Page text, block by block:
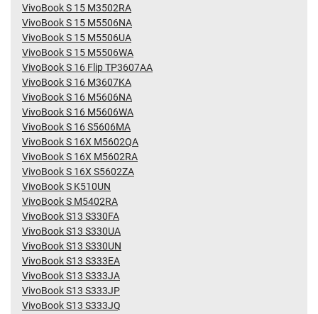
VivoBook S 15 M3502RA
VivoBook S 15 M5506NA
VivoBook S 15 M5506UA
VivoBook S 15 M5506WA
VivoBook S 16 Flip TP3607AA
VivoBook S 16 M3607KA
VivoBook S 16 M5606NA
VivoBook S 16 M5606WA
VivoBook S 16 S5606MA
VivoBook S 16X M5602QA
VivoBook S 16X M5602RA
VivoBook S 16X S5602ZA
VivoBook S K510UN
VivoBook S M5402RA
VivoBook S13 S330FA
VivoBook S13 S330UA
VivoBook S13 S330UN
VivoBook S13 S333EA
VivoBook S13 S333JA
VivoBook S13 S333JP
VivoBook S13 S333JQ